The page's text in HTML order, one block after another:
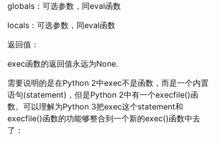
globals：可选参数，同eval函数
locals：可选参数，同eval函数
返回值：
exec函数的返回值永远为None.
需要说明的是在Python 2中exec不是函数，而是一个内置
语句(statement)，但是Python 2中有一个execfile()函
数。可以理解为Python 3把exec这个statement和
execfile()函数的功能够整合到一个新的exec()函数中去
了：